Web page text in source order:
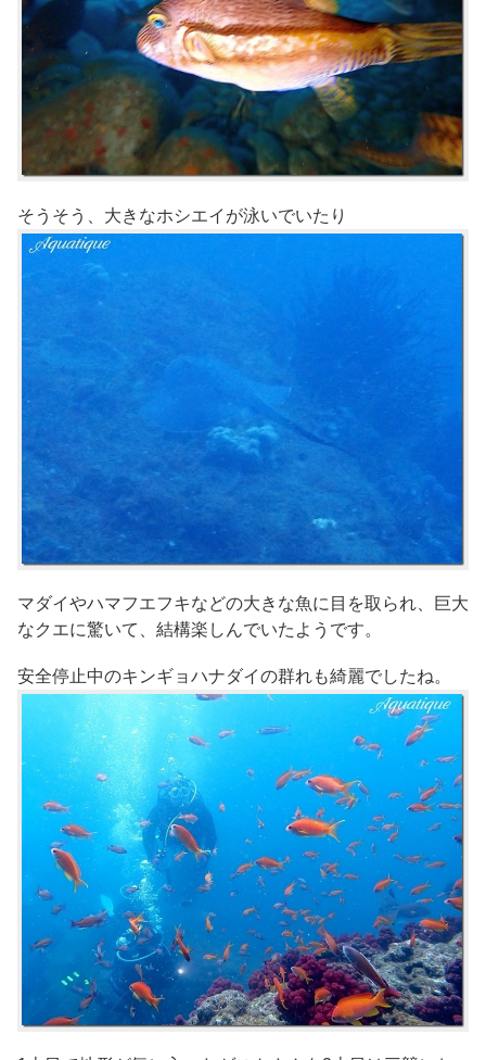
そうそう、大きなホシエイが泳いでいたり
マダイやハマフエフキなどの大きな魚に目を取られ、巨大
なクエに驚いて、結構楽しんでいたようです。
安全停止中のキンギョハナダイの群れも綺麗でしたね。